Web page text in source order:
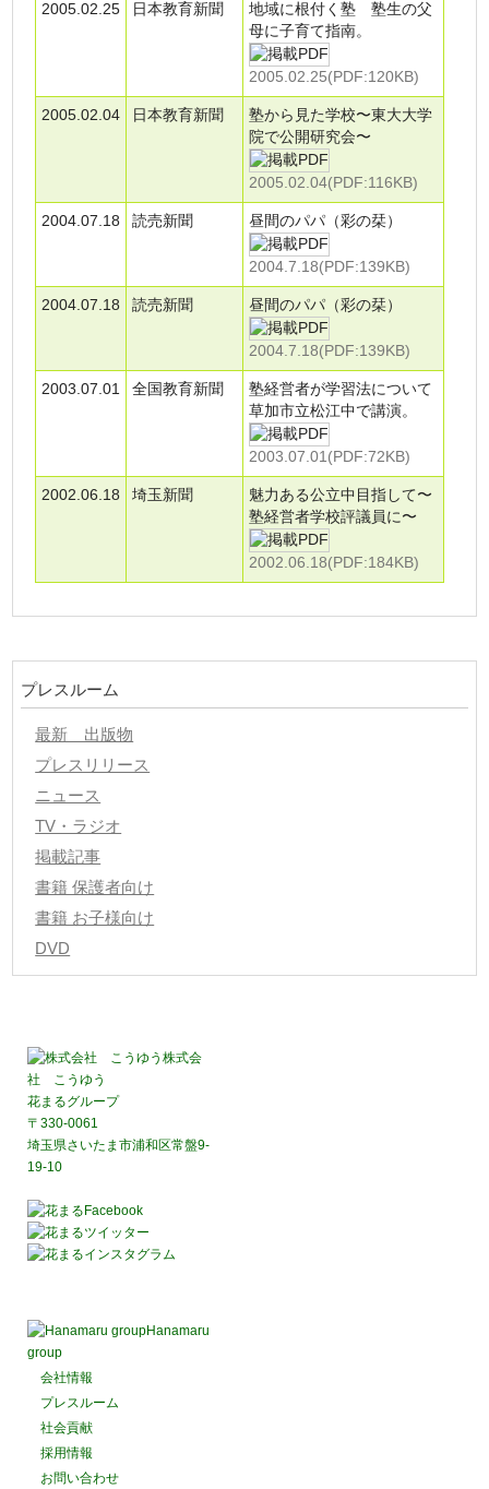
2005.02.25 日本教育新聞
地域に根付く塾 塾生の父
母に子育て指南。
2005.02.25(PDF:120KB)
2005.02.04 日本教育新聞
塾から見た学校〜東大大学
院で公開研究会〜
2005.02.04(PDF:116KB)
2004.07.18 読売新聞 昼間のパパ（彩の栞）
2004.7.18(PDF:139KB)
2004.07.18 読売新聞 昼間のパパ（彩の栞）
2004.7.18(PDF:139KB)
2003.07.01 全国教育新聞
塾経営者が学習法について
草加市立松江中で講演。
2003.07.01(PDF:72KB)
2002.06.18 埼玉新聞
魅力ある公立中目指して〜
塾経営者学校評議員に〜
2002.06.18(PDF:184KB)
プレスルーム
最新 出版物
プレスリリース
ニュース
TV・ラジオ
掲載記事
書籍 保護者向け
書籍 お子様向け
DVD
株式会
社 こうゆう
花まるグループ
〒330-0061
埼玉県さいたま市浦和区常盤9-
19-10
Hanamaru
group
会社情報
プレスルーム
社会貢献
採用情報
お問い合わせ